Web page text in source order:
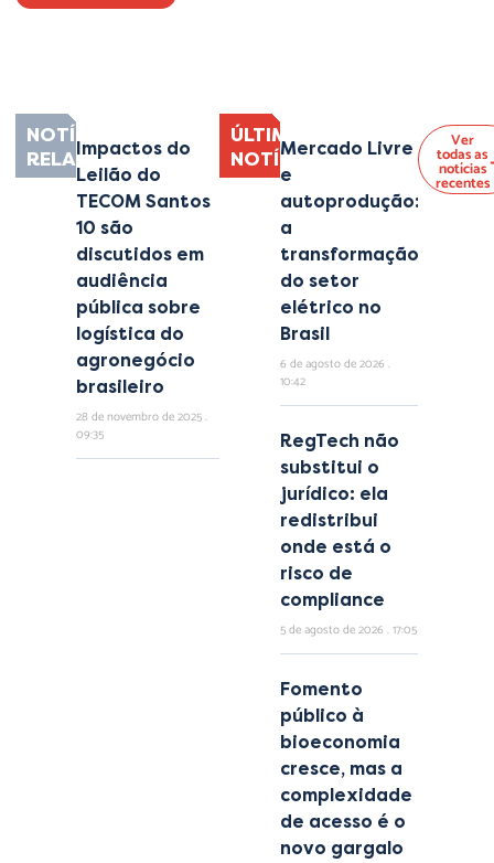
NOTÍCIAS
RELACIONADAS
Impactos do
Leilão do
TECOM Santos
10 são
discutidos em
audiência
pública sobre
logística do
agronegócio
brasileiro
28 de novembro de 2025
09:35
ÚLTIMAS
NOTÍCIASMercado Livre
e
autoprodução:
a
transformação
do setor
elétrico no
Brasil
6 de agosto de 2026
10:42
RegTech não
substitui o
jurídico: ela
redistribui
onde está o
risco de
compliance
5 de agosto de 2026 17:05
Fomento
público à
bioeconomia
cresce, mas a
complexidade
de acesso é o
novo gargalo
Ver
todas as
notícias
recentes